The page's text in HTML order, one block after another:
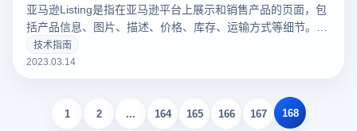
亚马逊Listing是指在亚马逊平台上展示和销售产品的页面，包
括产品信息、图片、描述、价格、库存、运输方式等细节。一
个好的亚马逊Listing可以吸引更多的潜在买家，增加销量。以
下云登录指纹浏览器关于亚马逊Listing包括什么？如何撰写？
技术指南
2023.03.14
1 2 ... 164 165 166 167 168